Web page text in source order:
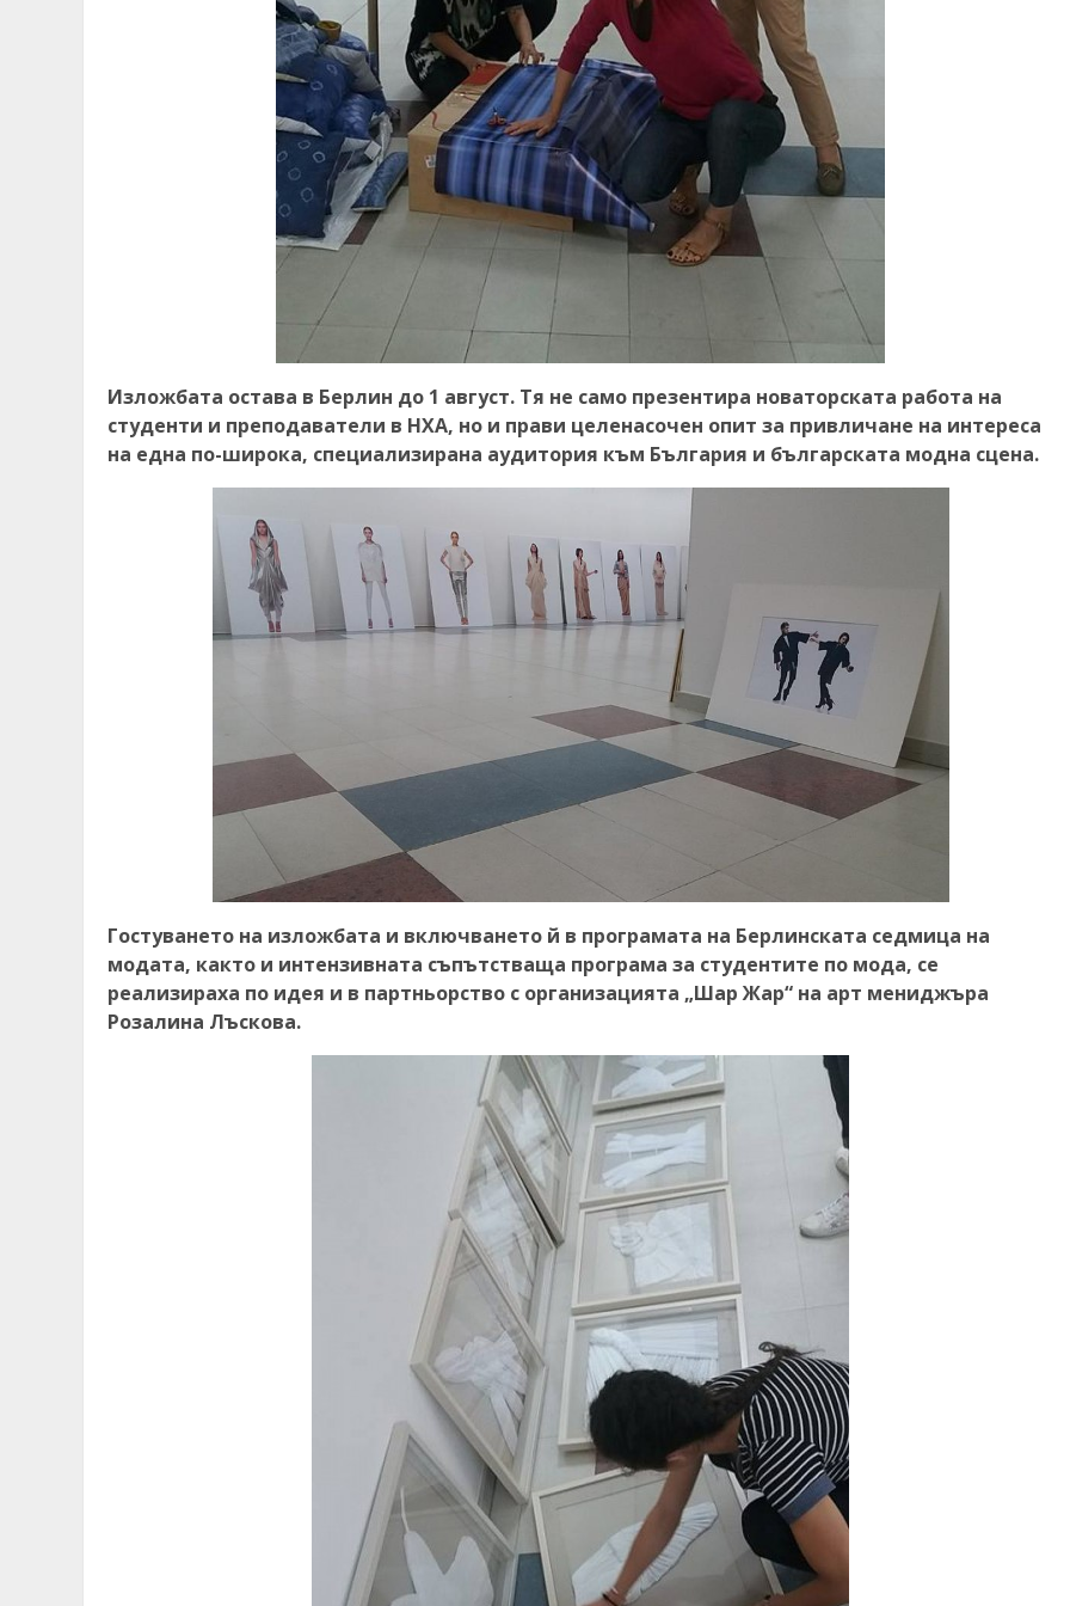
Изложбата остава в Берлин до 1 август. Тя не само презентира новаторската работа на
студенти и преподаватели в НХА, но и прави целенасочен опит за привличане на интереса
на една по-широка, специализирана аудитория към България и българската модна сцена.
Гостуването на изложбата и включването й в програмата на Берлинската седмица на
модата, както и интензивната съпътстваща програма за студентите по мода, се
реализираха по идея и в партньорство с организацията „Шар Жар“ на арт мениджъра
Розалина Лъскова.